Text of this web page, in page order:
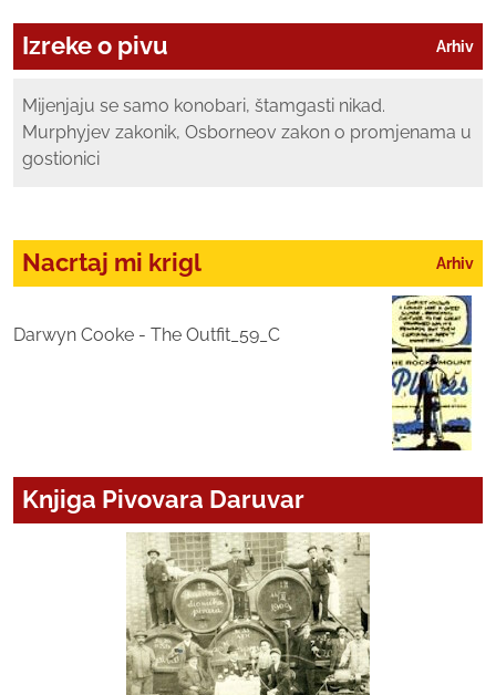
Arhiv
Izreke o pivu
Mijenjaju se samo konobari, štamgasti nikad.
Murphyjev zakonik, Osborneov zakon o promjenama u
gostionici
Arhiv
Nacrtaj mi krigl
Darwyn Cooke - The Outfit_59_C
Knjiga Pivovara Daruvar